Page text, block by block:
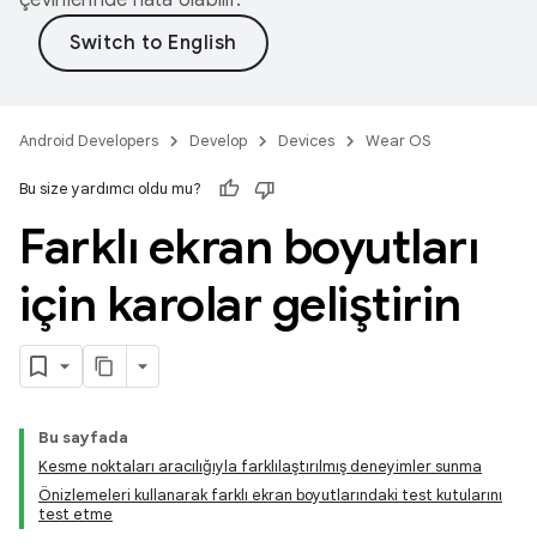
Android Developers Develop Devices Wear OS
Bu size yardımcı oldu mu?
Farklı ekran boyutları
için karolar geliştirin
Bu sayfada
Kesme noktaları aracılığıyla farklılaştırılmış deneyimler sunma
Önizlemeleri kullanarak farklı ekran boyutlarındaki test kutularını
test etme